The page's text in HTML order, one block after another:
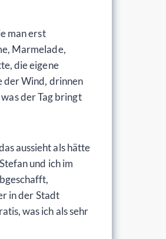
man erst
Marmelade,
die eigene
der Wind, drinnen
der Tag bringt
aussieht als hätte
und ich im
in der Stadt
was ich als sehr